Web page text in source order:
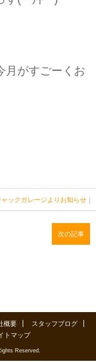
月がすごーくお
ャックガレージよりお知らせ ｜
次の記事
概要
スタッフブログ
トマップ
Reserved.